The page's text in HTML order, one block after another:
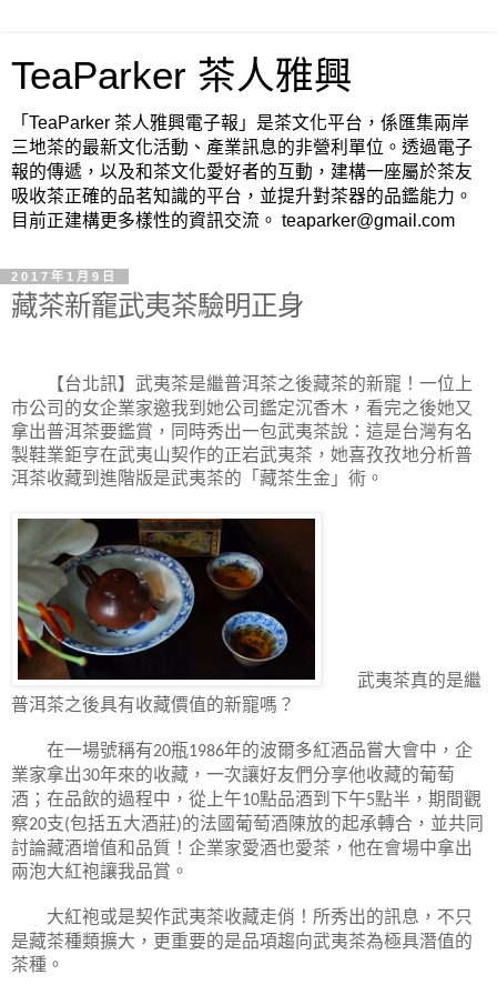
TeaParker 茶人雅興
「TeaParker 茶人雅興電子報」是茶文化平台，係匯集兩岸
三地茶的最新文化活動、產業訊息的非營利單位。透過電子
報的傳遞，以及和茶文化愛好者的互動，建構一座屬於茶友
吸收茶正確的品茗知識的平台，並提升對茶器的品鑑能力。
目前正建構更多樣性的資訊交流。 teaparker@gmail.com
2017年1月9日
藏茶新竉武夷茶驗明正身
【台北訊】武夷茶是繼普洱茶之後藏茶的新寵！一位上
市公司的女企業家邀我到她公司鑑定沉香木，看完之後她又
拿出普洱茶要鑑賞，同時秀出一包武夷茶說：這是台灣有名
製鞋業鉅亨在武夷山契作的正岩武夷茶，她喜孜孜地分析普
洱茶收藏到進階版是武夷茶的「藏茶生金」術。
武夷茶真的是繼
普洱茶之後具有收藏價值的新寵嗎？
在一場號稱有20瓶1986年的波爾多紅酒品嘗大會中，企
業家拿出30年來的收藏，一次讓好友們分享他收藏的葡萄
酒；在品飲的過程中，從上午10點品酒到下午5點半，期間觀
察20支(包括五大酒莊)的法國葡萄酒陳放的起承轉合，並共同
討論藏酒增值和品質！企業家愛酒也愛茶，他在會場中拿出
兩泡大紅袍讓我品賞。
大紅袍或是契作武夷茶收藏走俏！所秀出的訊息，不只
是藏茶種類擴大，更重要的是品項趨向武夷茶為極具潛值的
茶種。